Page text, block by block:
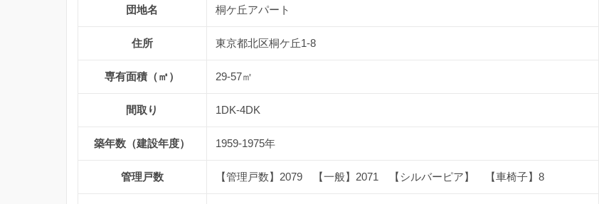
団地名 桐ケ丘アパート
住所 東京都北区桐ケ丘1-8
専有面積（㎡） 29-57㎡
間取り 1DK-4DK
築年数（建設年度） 1959-1975年
管理戸数 【管理戸数】2079 【一般】2071 【シルバーピア】 【車椅子】8